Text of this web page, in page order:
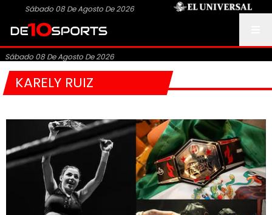
Sábado 08 De Agosto De 2026
Sábado 08 De Agosto De 2026
KARELY RUIZ